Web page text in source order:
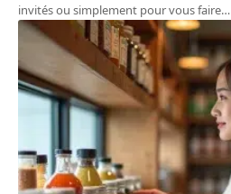
invités ou simplement pour vous faire…